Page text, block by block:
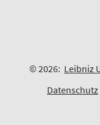
© 2026: Leibniz
Datenschutz